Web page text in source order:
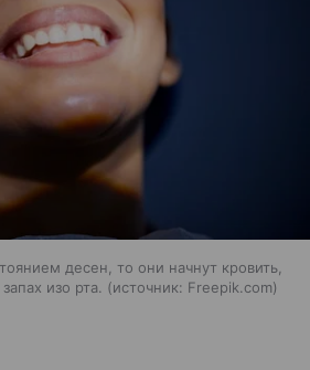
десен, то они начнут кровить,
изо рта.
источник: Freepik.com